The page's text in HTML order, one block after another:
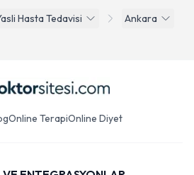
Hasta Tedavisi
Ankara
Online TerapiOnline Diyet